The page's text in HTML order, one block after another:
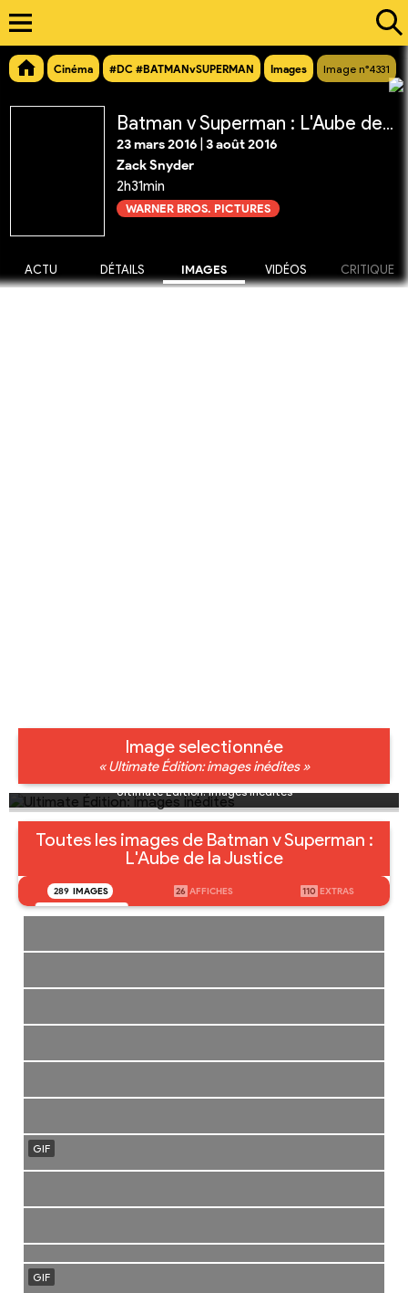
Cinéma #DC #BATMANvSUPERMAN Images Image n°4331
Batman v Superman : L'Aube de la Justice
23 mars 2016 3 août 2016
Zack Snyder
2h31min
WARNER BROS. PICTURES
ACTU DÉTAILS IMAGES VIDÉOS CRITIQUE
Image selectionnée
« Ultimate Édition: images inédites »
Ultimate Édition: images inédites
Toutes les images de Batman v Superman :
L'Aube de la Justice
289 IMAGES 26 AFFICHES 110 EXTRAS